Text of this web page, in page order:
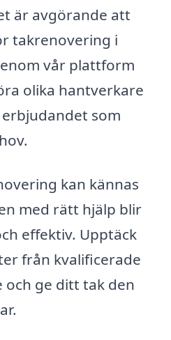
är avgörande att
takrenovering i
vår plattform
olika hantverkare
som
kan kännas
med rätt hjälp blir
effektiv. Upptäck
från kvalificerade
ge ditt tak den